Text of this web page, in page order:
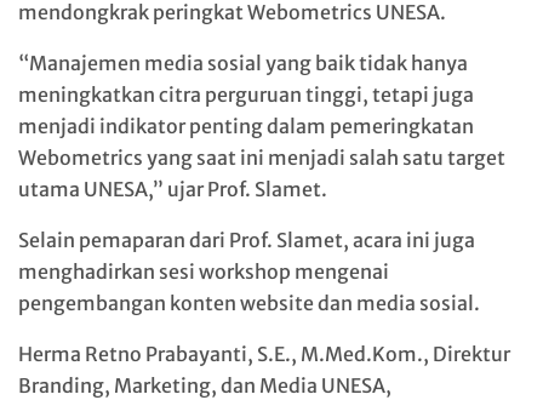
mendongkrak peringkat Webometrics UNESA.
“Manajemen media sosial yang baik tidak hanya
meningkatkan citra perguruan tinggi, tetapi juga
menjadi indikator penting dalam pemeringkatan
Webometrics yang saat ini menjadi salah satu target
utama UNESA,” ujar Prof. Slamet.
Selain pemaparan dari Prof. Slamet, acara ini juga
menghadirkan sesi workshop mengenai
pengembangan konten website dan media sosial.
Herma Retno Prabayanti, S.E., M.Med.Kom., Direktur
Branding, Marketing, dan Media UNESA,